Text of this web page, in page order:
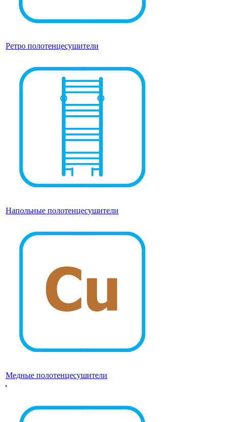
Ретро полотенцесушители
Напольные полотенцесушители
Медные полотенцесушители